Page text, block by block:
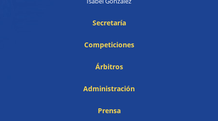
Secretaría
Competiciones
Árbitros
Administración
Prensa